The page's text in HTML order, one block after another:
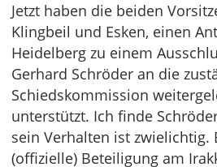
Jetzt haben die beiden
Klingbeil und Esken, einen
Heidelberg zu einem
Gerhard Schröder an die
Schiedskommission
unterstützt. Ich finde
sein Verhalten ist zwielichtig.
(offizielle) Beteiligung am